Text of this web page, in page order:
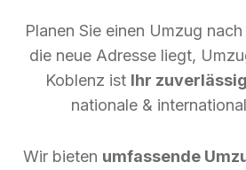
Planen Sie einen Umzug
die neue Adresse liegt,
Koblenz ist Ihr
nationale &
Wir bieten umfassende